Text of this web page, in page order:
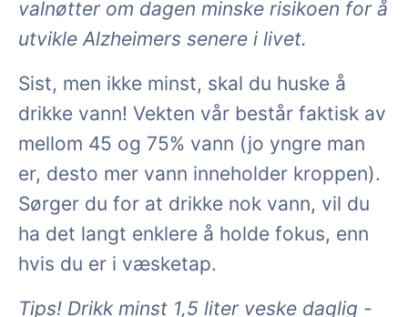
valnøtter om dagen minske risikoen for å
utvikle Alzheimers senere i livet.
Sist, men ikke minst, skal du huske å
drikke vann! Vekten vår består faktisk av
mellom 45 og 75% vann (jo yngre man
er, desto mer vann inneholder kroppen).
Sørger du for at drikke nok vann, vil du
ha det langt enklere å holde fokus, enn
hvis du er i væsketap.
Tips! Drikk minst 1,5 liter veske daglig -